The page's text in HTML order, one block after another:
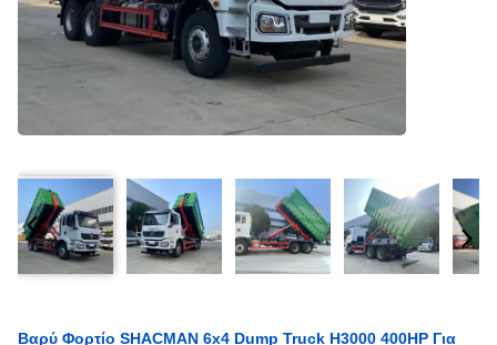
Βαρύ Φορτίο SHACMAN 6x4 Dump Truck H3000 400HP Για